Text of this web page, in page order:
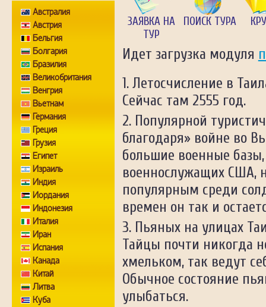
Австралия
Австрия
Бельгия
Болгария
Бразилия
Великобритания
Венгрия
Вьетнам
Германия
Греция
Грузия
Египет
Израиль
Индия
Иордания
Индонезия
Италия
Иран
Испания
Канада
Китай
Литва
Куба
ЗАЯВКА НА
ТУР
ПОИСК ТУРА
Идет загрузка модуля
Летосчисление в
Сейчас там 2555 год.
Популярной
благодаря» войне во
большие военные
военнослужащих США,
популярным среди
времен он так и
Пьяных на улицах
Тайцы почти никогда
хмельком, так ведут
Обычное состояние
улыбаться.